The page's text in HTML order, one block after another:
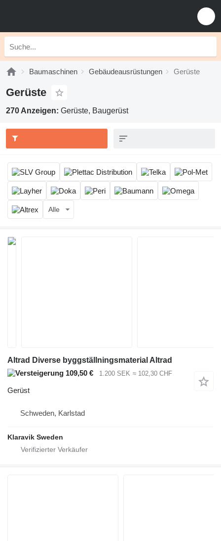
Baumaschinen Gebäudeausrüstungen Gerüste
Gerüste
270 Anzeigen: Gerüste, Baugerüst
Alle
Altrad Diverse byggställningsmaterial Altrad
109,50 €
1.200 SEK ≈ 102,30 CHF
Gerüst
Schweden, Karlstad
Klaravik Sweden